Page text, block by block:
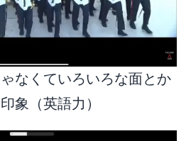
なくていろいろな面とか
象（英語力）